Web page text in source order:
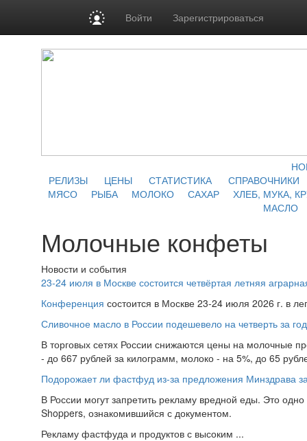
Войти Зарегистрироваться
РЕЛИЗЫ
ЦЕНЫ СТАТИСТИКА
СПРАВОЧНИКИ
МЯСО
РЫБА МОЛОКО САХАР
ХЛЕБ, МУКА,
МАСЛО
Молочные конфеты
Новости и события
23-24 июля в Москве состоится четвёртая летняя
Конференция состоится в Москве 23-24 июля 2026 г. в
Сливочное масло в России подешевело на четверть за год
В торговых сетях России снижаются цены на молочные
- до 667 рублей за килограмм, молоко - на 5%, до 65
Подорожает ли фастфуд из-за предложения Минздрава
В России могут запретить рекламу вредной еды. Это
Shoppers, ознакомившийся с документом.
Рекламу фастфуда и продуктов с высоким ...